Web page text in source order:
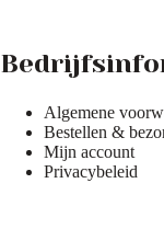
Algemene
Bestellen &
Mijn account
Privacybeleid